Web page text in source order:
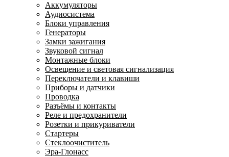
Аккумуляторы
Аудиосистема
Блоки управления
Генераторы
Замки зажигания
Звуковой сигнал
Монтажные блоки
Освещение и световая сигнализация
Переключатели и клавиши
Приборы и датчики
Проводка
Разъёмы и контакты
Реле и предохранители
Розетки и прикуриватели
Стартеры
Стеклоочиститель
Эра-Глонасс